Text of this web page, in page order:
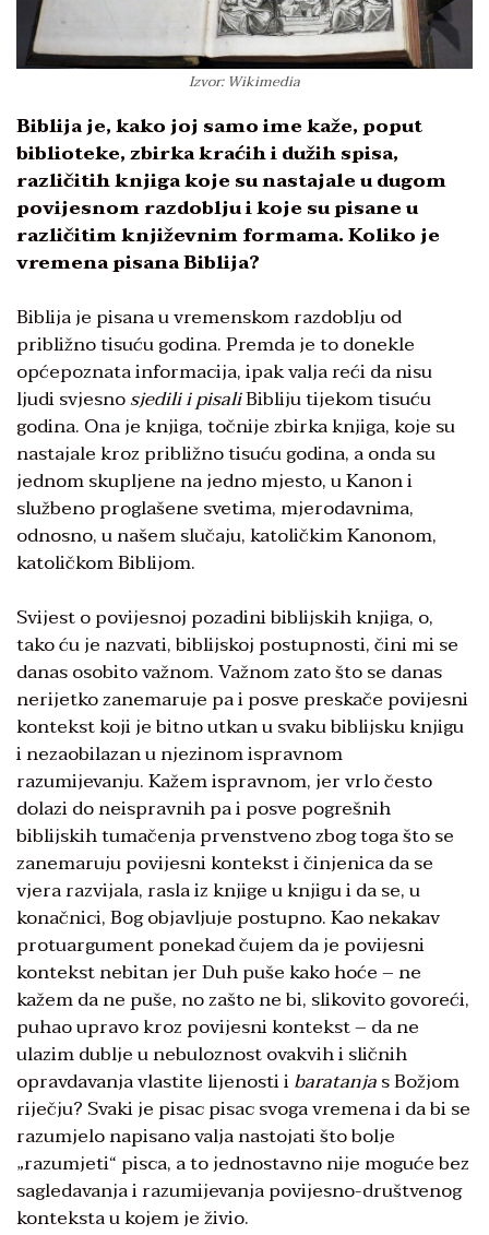
Izvor: Wikimedia
Biblija je, kako joj samo ime kaže, poput
biblioteke, zbirka kraćih i dužih spisa,
različitih knjiga koje su nastajale u dugom
povijesnom razdoblju i koje su pisane u
različitim književnim formama. Koliko je
vremena pisana Biblija?
Biblija je pisana u vremenskom razdoblju od
približno tisuću godina. Premda je to donekle
općepoznata informacija, ipak valja reći da nisu
ljudi svjesnosjedili i pisaliBibliju tijekom tisuću
godina. Ona je knjiga, točnije zbirka knjiga, koje su
nastajale kroz približno tisuću godina, a onda su
jednom skupljene na jedno mjesto, u Kanon i
službeno proglašene svetima, mjerodavnima,
odnosno, u našem slučaju, katoličkim Kanonom,
katoličkom Biblijom.
Svijest o povijesnoj pozadini biblijskih knjiga, o,
tako ću je nazvati, biblijskoj postupnosti, čini mi se
danas osobito važnom. Važnom zato što se danas
nerijetko zanemaruje pa i posve preskače povijesni
kontekst koji je bitno utkan u svaku biblijsku knjigu
i nezaobilazan u njezinom ispravnom
razumijevanju. Kažem ispravnom, jer vrlo često
dolazi do neispravnih pa i posve pogrešnih
biblijskih tumačenja prvenstveno zbog toga što se
zanemaruju povijesni kontekst i činjenica da se
vjera razvijala, rasla iz knjige u knjigu i da se, u
konačnici, Bog objavljuje postupno. Kao nekakav
protuargument ponekad čujem da je povijesni
kontekst nebitan jer Duh puše kako hoće – ne
kažem da ne puše, no zašto ne bi, slikovito govoreći,
puhao upravo kroz povijesni kontekst – da ne
ulazim dublje u nebuloznost ovakvih i sličnih
opravdavanja vlastite lijenosti ibaratanjas Božjom
riječju? Svaki je pisac pisac svoga vremena i da bi se
razumjelo napisano valja nastojati što bolje
„razumjeti“ pisca, a to jednostavno nije moguće bez
sagledavanja i razumijevanja povijesno-društvenog
konteksta u kojem je živio.